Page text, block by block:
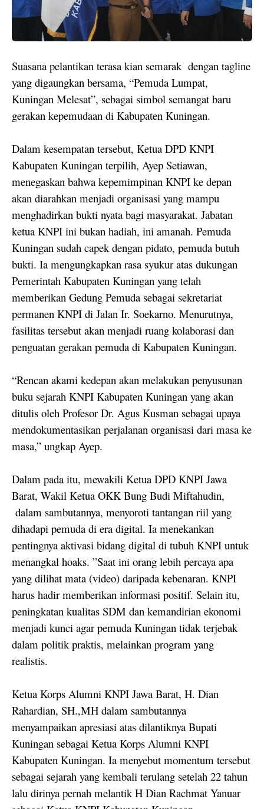
Suasana pelantikan terasa kian semarak dengan tagline
yang digaungkan bersama, “Pemuda Lumpat,
Kuningan Melesat”, sebagai simbol semangat baru
gerakan kepemudaan di Kabupaten Kuningan.
Dalam kesempatan tersebut, Ketua DPD KNPI
Kabupaten Kuningan terpilih, Ayep Setiawan,
menegaskan bahwa kepemimpinan KNPI ke depan
akan diarahkan menjadi organisasi yang mampu
menghadirkan bukti nyata bagi masyarakat. Jabatan
ketua KNPI ini bukan hadiah, ini amanah. Pemuda
Kuningan sudah capek dengan pidato, pemuda butuh
bukti. Ia mengungkapkan rasa syukur atas dukungan
Pemerintah Kabupaten Kuningan yang telah
memberikan Gedung Pemuda sebagai sekretariat
permanen KNPI di Jalan Ir. Soekarno. Menurutnya,
fasilitas tersebut akan menjadi ruang kolaborasi dan
penguatan gerakan pemuda di Kabupaten Kuningan.
“Rencan akami kedepan akan melakukan penyusunan
buku sejarah KNPI Kabupaten Kuningan yang akan
ditulis oleh Profesor Dr. Agus Kusman sebagai upaya
mendokumentasikan perjalanan organisasi dari masa ke
masa,” ungkap Ayep.
Dalam pada itu, mewakili Ketua DPD KNPI Jawa
Barat, Wakil Ketua OKK Bung Budi Miftahudin,
dalam sambutannya, menyoroti tantangan riil yang
dihadapi pemuda di era digital. Ia menekankan
pentingnya aktivasi bidang digital di tubuh KNPI untuk
menangkal hoaks. ”Saat ini orang lebih percaya apa
yang dilihat mata (video) daripada kebenaran. KNPI
harus hadir memberikan informasi positif. Selain itu,
peningkatan kualitas SDM dan kemandirian ekonomi
menjadi kunci agar pemuda Kuningan tidak terjebak
dalam politik praktis, melainkan program yang
realistis.
Ketua Korps Alumni KNPI Jawa Barat, H. Dian
Rahardian, SH.,MH dalam sambutannya
menyampaikan apresiasi atas dilantiknya Bupati
Kuningan sebagai Ketua Korps Alumni KNPI
Kabupaten Kuningan. Ia menyebut momentum tersebut
sebagai sejarah yang kembali terulang setelah 22 tahun
lalu dirinya pernah melantik H Dian Rachmat Yanuar